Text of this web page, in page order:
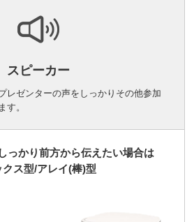
スピーカー
レゼンターの声をしっかりその他参加
す。
っかり前方から伝えたい場合は
クス型/アレイ(棒)型